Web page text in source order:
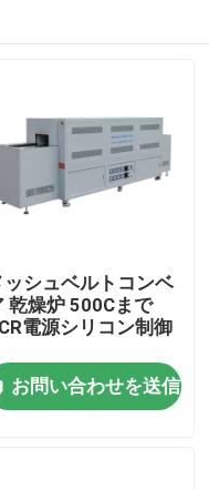
ッシュベルトコンベ
乾燥炉 500Cまで
電源シリコン制御
お問い合わせを送信